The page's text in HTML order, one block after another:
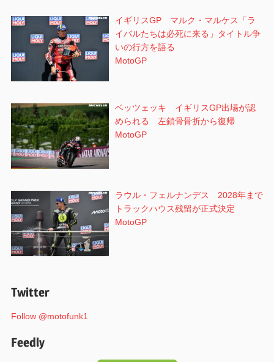
イギリスGP マルク・マルケス「ラ
イバルたちは必死に来る」タイトル争
いの行方を語る
MotoGP
ベッツェッキ イギリスGP出場が認
められる 左鎖骨骨折から復帰
MotoGP
ラウル・フェルナンデス 2028年まで
トラックハウス残留が正式決定
MotoGP
Twitter
Follow @motofunk1
Feedly